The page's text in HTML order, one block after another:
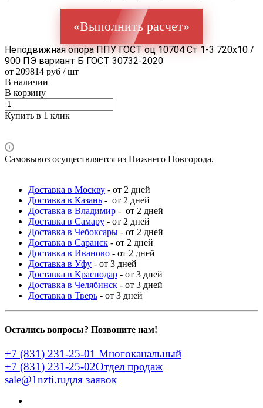
«Выполнить расчет»
Неподвижная опора ППУ ГОСТ оц 10704 Ст 1-3 720x10 /
900 ПЭ вариант Б ГОСТ 30732-2020
от 209814 руб / шт
В наличии
В корзину
Купить в 1 клик
Самовывоз осуществляется из Нижнего Новгорода.
Доставка в Москву - от 2 дней
Доставка в Казань - от 2 дней
Доставка в Владимир - от 2 дней
Доставка в Самару - от 2 дней
Доставка в Чебоксары - от 2 дней
Доставка в Саранск - от 2 дней
Доставка в Иваново - от 2 дней
Доставка в Уфу - от 3 дней
Доставка в Краснодар - от 3 дней
Доставка в Челябинск - от 3 дней
Доставка в Тверь - от 3 дней
Остались вопросы? Позвоните нам!
+7 (831) 231-25-01 Многоканальный
+7 (831) 231-25-02Отдел продаж
sale@1nzti.ruдля заявок